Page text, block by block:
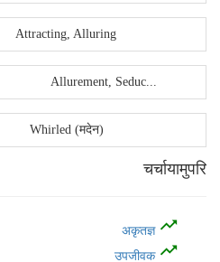
Attracting, Alluring
Allurement, Seduc...
Whirled (मदेन)
चर्चायामुपरि
अकृतज्ञ trending_up
उपजीवक trending_up